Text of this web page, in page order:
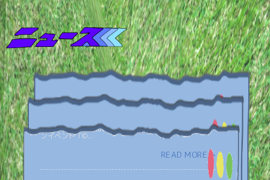
8月27日(木)弾き語りツーマンイベント
「©HOME² vol.4」出演決定！
8月27日(木)に下北沢演家で開催される 弾き語りツーマ
ンイベント「©...
READ MORE >